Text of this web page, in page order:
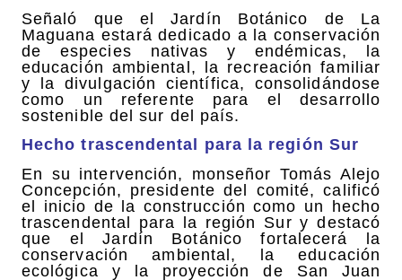
Señaló que el Jardín Botánico de La
Maguana estará dedicado a la conservación
de especies nativas y endémicas, la
educación ambiental, la recreación familiar
y la divulgación científica, consolidándose
como un referente para el desarrollo
sostenible del sur del país.
Hecho trascendental para la región Sur
En su intervención, monseñor Tomás Alejo
Concepción, presidente del comité, calificó
el inicio de la construcción como un hecho
trascendental para la región Sur y destacó
que el Jardín Botánico fortalecerá la
conservación ambiental, la educación
ecológica y la proyección de San Juan